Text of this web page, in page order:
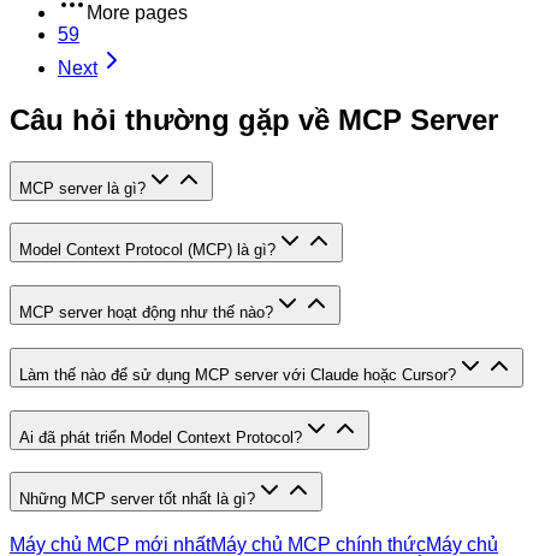
More pages
59
Next
Câu hỏi thường gặp về MCP Server
MCP server là gì?
Model Context Protocol (MCP) là gì?
MCP server hoạt động như thế nào?
Làm thế nào để sử dụng MCP server với Claude hoặc Cursor?
Ai đã phát triển Model Context Protocol?
Những MCP server tốt nhất là gì?
Máy chủ MCP mới nhấtMáy chủ MCP chính thứcMáy chủ